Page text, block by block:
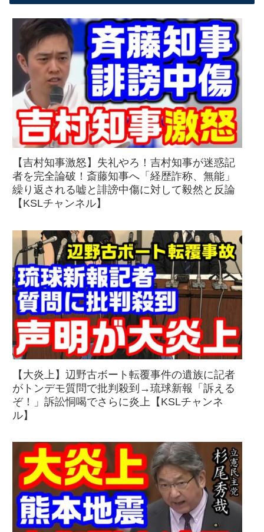
【吉村知事激怒】失礼やろ！吉村知事が迷惑記
者を完全論破！斎藤知事へ「経歴詐称、無能」
繰り返される嘘と誹謗中傷に対して毅然と反論
【KSLチャンネル】
【大炎上】辺野古ボート転覆事件の遺族に記者
がトンデモ質問で批判殺到→琉球新報「訴える
ぞ！」訴訟恫喝でさらに炎上【KSLチャンネ
ル】